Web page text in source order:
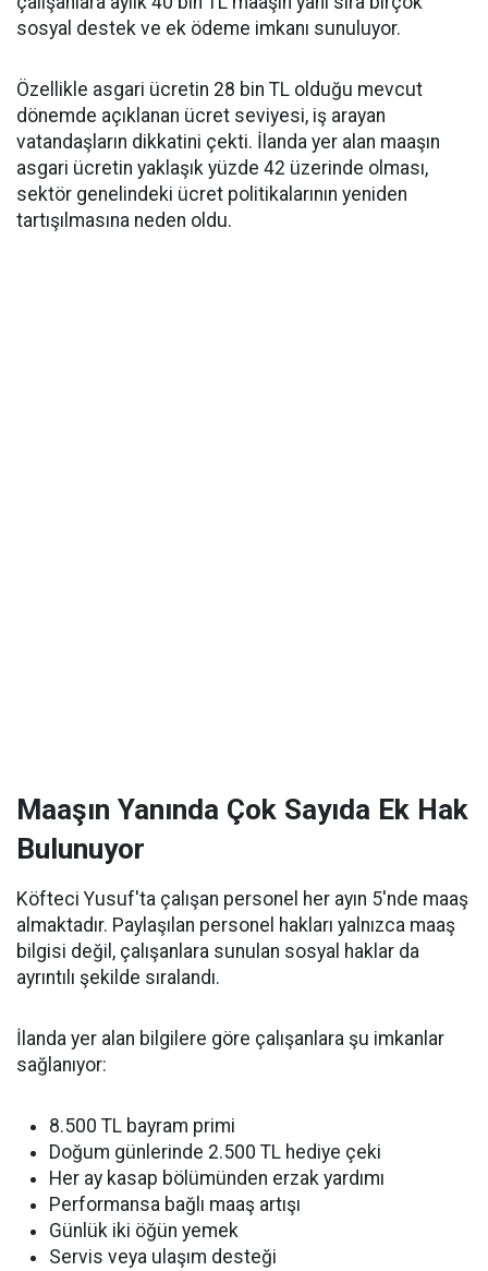
sosyal destek ve ek ödeme imkanı sunuluyor.
Özellikle asgari ücretin 28 bin TL olduğu mevcut
dönemde açıklanan ücret seviyesi, iş arayan
vatandaşların dikkatini çekti. İlanda yer alan maaşın
asgari ücretin yaklaşık yüzde 42 üzerinde olması,
sektör genelindeki ücret politikalarının yeniden
tartışılmasına neden oldu.
Maaşın Yanında Çok Sayıda Ek Hak
Bulunuyor
Köfteci Yusuf'ta çalışan personel her ayın 5'nde maaş
almaktadır. Paylaşılan personel hakları yalnızca maaş
bilgisi değil, çalışanlara sunulan sosyal haklar da
ayrıntılı şekilde sıralandı.
İlanda yer alan bilgilere göre çalışanlara şu imkanlar
sağlanıyor:
8.500 TL bayram primi
Doğum günlerinde 2.500 TL hediye çeki
Her ay kasap bölümünden erzak yardımı
Performansa bağlı maaş artışı
Günlük iki öğün yemek
Servis veya ulaşım desteği